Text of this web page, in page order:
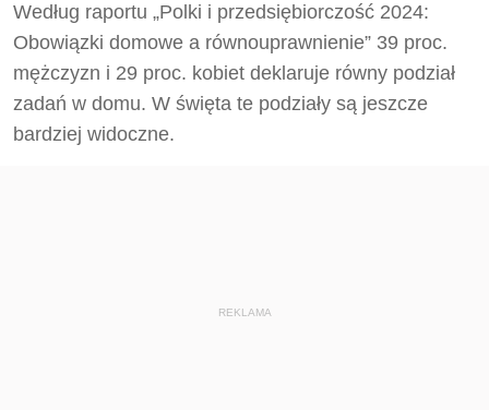
Według raportu „Polki i przedsiębiorczość 2024:
Obowiązki domowe a równouprawnienie” 39 proc.
mężczyzn i 29 proc. kobiet deklaruje równy podział
zadań w domu. W święta te podziały są jeszcze
bardziej widoczne.
REKLAMA